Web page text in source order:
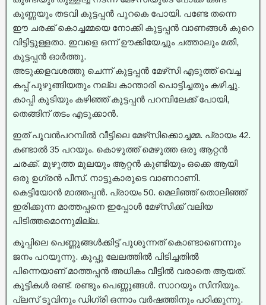
കുണ്ണയും തടവി കുട്ടപ്പൻ പുറകെ പോയി. പണ്ടേ തന്നെ
ഈ ചരക്ക് കൊച്ചമ്മയെ നോക്കി കുട്ടപ്പൻ വാണങ്ങൾ കുറെ
വിട്ടിട്ടുള്ളതാ. ഇവളെ ഒന്ന് ഊക്കിയേച്ചും ചത്താലും മതി,
കുട്ടപ്പൻ ഓർത്തു.
അടുക്കളവശത്തു ചെന്ന് കുട്ടപ്പൻ മേഴ്‌സി എടുത്ത് വെച്ച
കപ്പ് പുഴുങ്ങിയതും നല്ല കാന്താരി പൊട്ടിച്ചതും കഴിച്ചു.
കാപ്പി കുടിയും കഴിഞ്ഞ് കുട്ടപ്പൻ പറമ്പിലേക്ക് പോയി,
തെങ്ങിന് തടം എടുക്കാൻ.
ഇത് പൂവൻപറമ്പിൽ വീട്ടിലെ മേഴ്‌സിക്കൊച്ചമ്മ. പ്രായം 42.
കണ്ടാൽ 35 പറയും. കൊഴുത്ത് മെഴുത്ത ഒരു ആറ്റൻ
ചരക്ക്. മുഴുത്ത മുലയും ആറ്റൻ കുണ്ടിയും ഒക്കെ ആയി
ഒരു ഉഗ്രൻ പീസ്. നാട്ടുകാരുടെ വാണറാണി.
കെട്ടിയോൻ മാത്തപ്പൻ. പ്രായം 50. മെലിഞ്ഞ് തൊലിഞ്ഞ്
ഇരിക്കുന്ന മാത്തപ്പനെ ഇപ്പോൾ മേഴ്‌സിക്ക് വലിയ
പിടിത്തമൊന്നുമില്ല.
കൂപ്പിലെ പെണ്ണുങ്ങൾക്കിട്ട് പൂശുന്നത് കൊണ്ടാണെന്നും
ജനം പറയുന്നു. കൂപ്പു ലേലത്തിൽ പിടിച്ചതിൽ
പിന്നെയാണ് മാത്തപ്പൻ അധികം വീട്ടിൽ വരാതെ ആയത്.
കുട്ടികൾ രണ്ട്. രണ്ടും പെണ്ണുങ്ങൾ. സാറയും സിനിയും.
പ്ലസ് ടൂവിനും ഡിഗ്രി ഒന്നാം വർഷത്തിനും പഠിക്കുന്നു.